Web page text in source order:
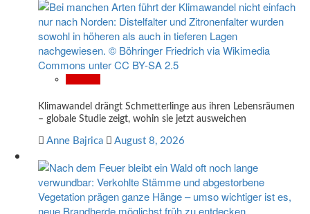
Klimawandel drängt Schmetterlinge aus ihren Lebensräumen
– globale Studie zeigt, wohin sie jetzt ausweichen
Anne Bajrica August 8, 2026